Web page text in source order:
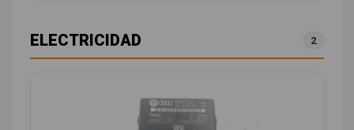
ELECTRICIDAD 2